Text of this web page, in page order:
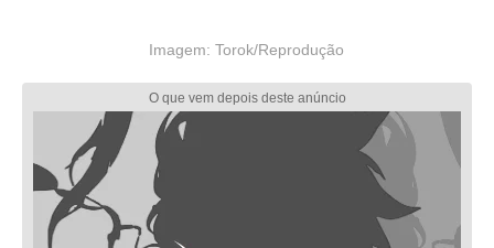
Imagem: Torok/Reprodução